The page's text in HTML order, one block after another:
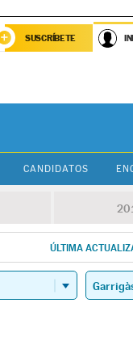
SUSCRÍBETE
CANDIDATOS
ÚLTIMA